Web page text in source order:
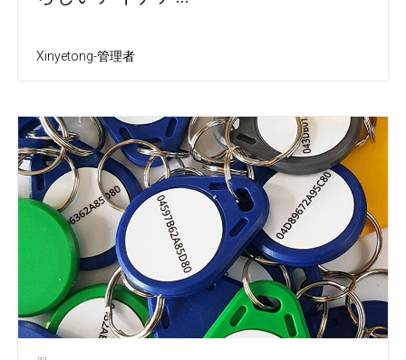
Xinyetong-管理者